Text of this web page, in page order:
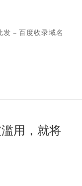
发 – 百度收录域名
用，就将